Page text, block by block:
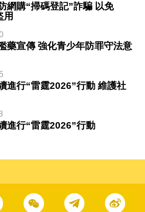
網購“掃碼登記”詐騙 以免
用
藥宣傳 強化青少年防罪守法意
進行“雷霆2026”行動 維護社
進行“雷霆2026”行動